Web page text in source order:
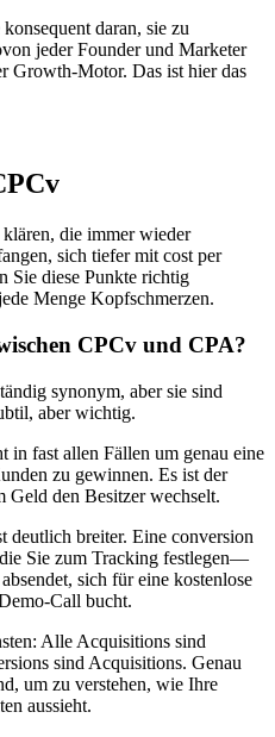
daran, sie zu
jeder Founder und Marketer
Growth-Motor. Das ist hier das
die immer wieder
sich tiefer mit cost per
Sie diese Punkte richtig
Menge Kopfschmerzen.
CPCv und CPA?
synonym, aber sie sind
aber wichtig.
in fast allen Fällen um genau eine
zu gewinnen. Es ist der
Geld den Besitzer wechselt.
deutlich breiter. Eine conversion
Sie zum Tracking festlegen—
sich für eine kostenlose
Call bucht.
Alle Acquisitions sind
sind Acquisitions. Genau
um zu verstehen, wie Ihre
aussieht.